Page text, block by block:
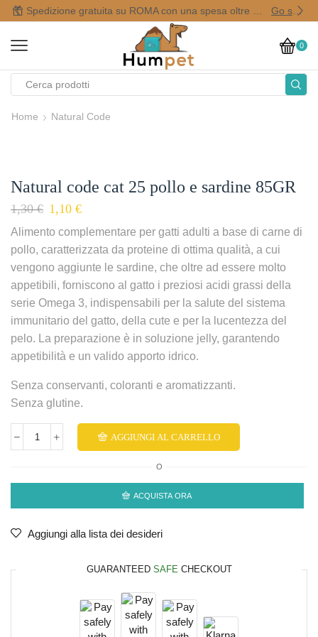
Go shop
0
Home Natural Code
Natural code cat 25 pollo e sardine 85GR
1,30€ 1,10 €
Alimento complementare per gatti adulti a base di carne di
pollo, caratterizzata da proteine di ottima qualità, a cui
vengono aggiunte le sardine, che oltre ad essere molto
appetibili, forniscono al gatto i preziosi acidi grassi della
serie Omega 3, indispensabili per la salute del sistema
immunitario del gatto, della cute e per la lucentezza del
pelo. La preparazione è in soluzione jelly, garantendo
appetibilità e un valido apporto idrico.
Senza conservanti, coloranti e aromatizzanti.
Senza glutine.
AGGIUNGI AL CARRELLO
O
ACQUISTA ORA
Aggiungi alla lista dei desideri
GUARANTEED SAFE CHECKOUT